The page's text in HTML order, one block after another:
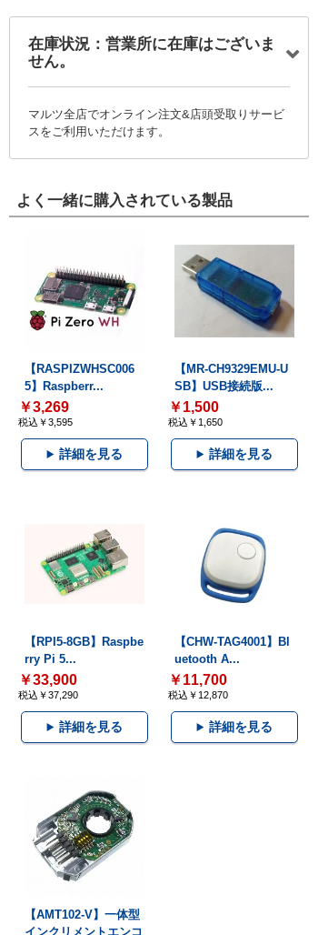
在庫状況：営業所に在庫はございま
せん。
マルツ全店でオンライン注文&店頭受取りサービ
スをご利用いただけます。
よく一緒に購入されている製品
【RASPIZWHSC006
5】Raspberr...
￥3,269
税込￥3,595
詳細を見る
【MR-CH9329EMU-U
SB】USB接続版...
￥1,500
税込￥1,650
詳細を見る
【RPI5-8GB】Raspbe
rry Pi 5...
￥33,900
税込￥37,290
詳細を見る
【CHW-TAG4001】Bl
uetooth A...
￥11,700
税込￥12,870
詳細を見る
【AMT102-V】一体型
インクリメントエンコ